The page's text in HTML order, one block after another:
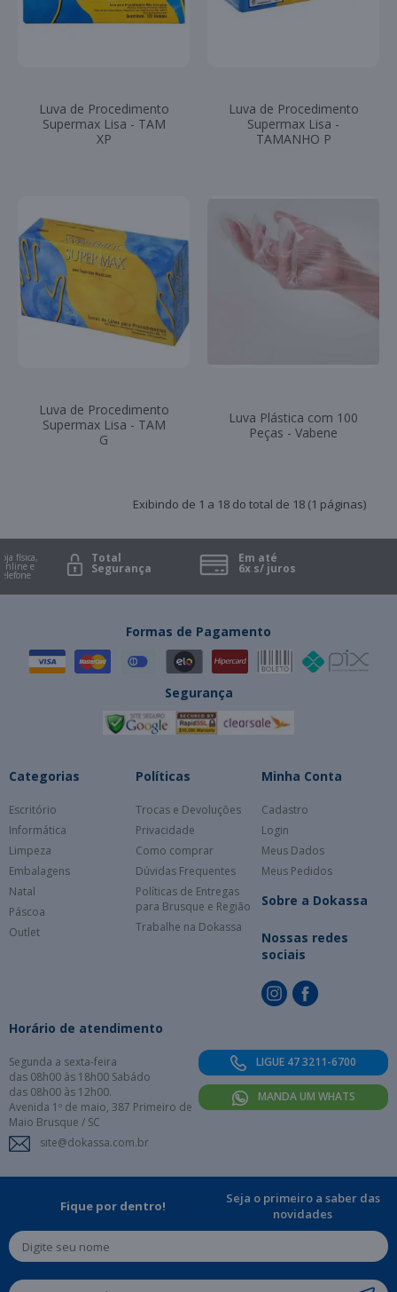
Luva de Procedimento
Supermax Lisa - TAM
XP
Luva de Procedimento
Supermax Lisa -
TAMANHO P
Luva de Procedimento
Supermax Lisa - TAM
G
Luva Plástica com 100
Peças - Vabene
Exibindo de 1 a 18 do total de 18 (1 páginas)
física,
e
Total
Segurança
Em até
6x s/ juros
Formas de Pagamento
Segurança
Categorias
Escritório
Informática
Limpeza
Embalagens
Natal
Páscoa
Outlet
Políticas
Trocas e Devoluções
Privacidade
Como comprar
Dúvidas Frequentes
Políticas de Entregas
para Brusque e Região
Trabalhe na Dokassa
Minha Conta
Cadastro
Login
Meus Dados
Meus Pedidos
Sobre a Dokassa
Nossas redes
sociais
Horário de atendimento
Segunda a sexta-feira
das 08h00 às 18h00 Sabádo
das 08h00 às 12h00.
Avenida 1º de maio, 387 Primeiro de
Maio Brusque / SC
site@dokassa.com.br
LIGUE 47 3211-6700
MANDA UM WHATS
Fique por dentro!
Seja o primeiro a saber das
novidades